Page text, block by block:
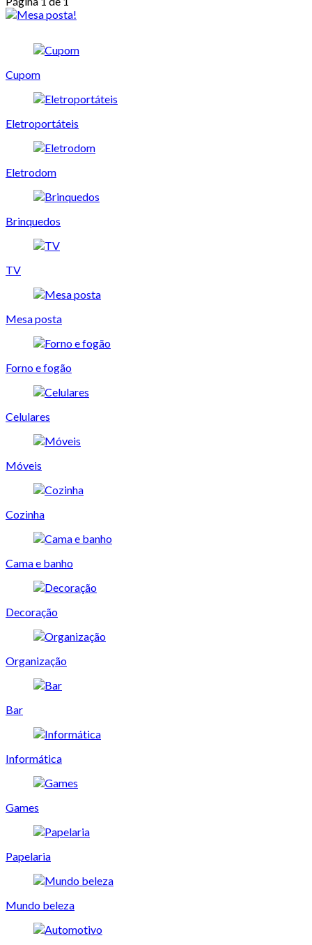
Cupom
Eletroportáteis
Eletrodom
Brinquedos
TV
Mesa posta
Forno e fogão
Celulares
Móveis
Cozinha
Cama e banho
Decoração
Organização
Bar
Informática
Games
Papelaria
Mundo beleza